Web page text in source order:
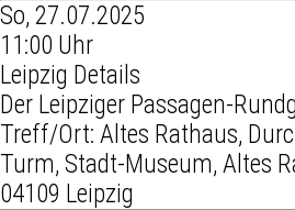
So, 27.07.2025
11:00 Uhr
Leipzig Details
Der Leipziger Passagen-
Treff/Ort: Altes Rathaus,
Turm, Stadt-Museum, Altes
04109 Leipzig